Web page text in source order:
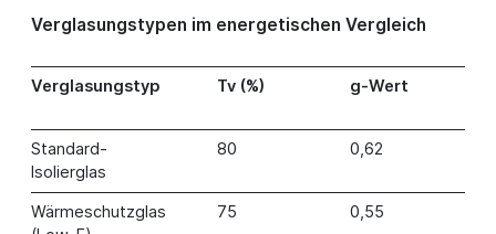
Verglasungstypen im energetischen Vergleich
Verglasungstyp Tv (%) g-Wert
Standard-
Isolierglas
80 0,62
Wärmeschutzglas
75 0,55